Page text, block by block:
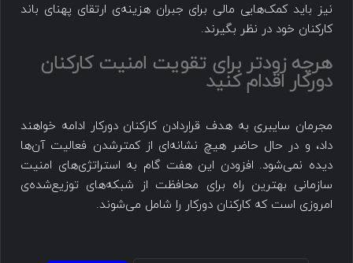
نیز باید کمک‌هایی مالی برای جبران هزینه‌ی ارتقای پهنای باند
کارکنان خود در نظر بگیرند.
هرچه زودتر برای تقویت امنیت کارکنان
دورکار اقدام کنید
مجرمان سایبری به هدف قراردادن کارکنان دورکار ادامه خواهند
داد، و در حال حاضر هیچ نشانه‌ای از کمترشدن فعالیت آن‌ها
دیده نمی‌شود. افزودن این هفت گام به استراتژی‌های امنیت
سازمانی بهترین راه برای محافظت از شبکه‌های توزیع‌شده‌ی
امروزی است که کارکنان دورکار را شامل می‌شوند.